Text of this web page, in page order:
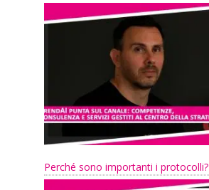
Perché sono importanti i protocolli?